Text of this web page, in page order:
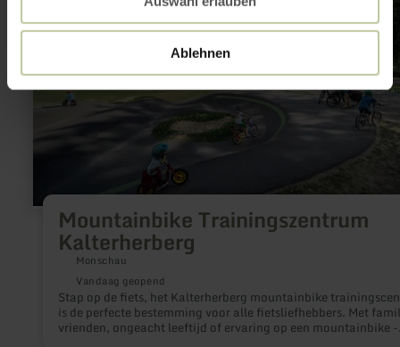
Ablehnen
Mountainbike Trainingszentrum
Kalterherberg
Monschau
Vandaag geopend
Stap op de fiets, het Kalterherberg mountainbike
is de perfecte bestemming voor alle fietsliefhebbers. Met
vrienden, ongeacht leeftijd of ervaring op een mountainbike -